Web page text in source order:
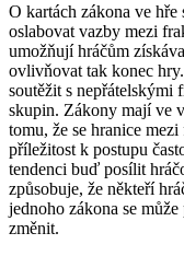
O kartách zákona ve hře
oslabovat vazby mezi
umožňují hráčům
ovlivňovat tak konec
soutěžit s nepřátelskými
skupin. Zákony mají ve
tomu, že se hranice
příležitost k postupu
tendenci buď posílit
způsobuje, že někteří
jednoho zákona se
změnit.